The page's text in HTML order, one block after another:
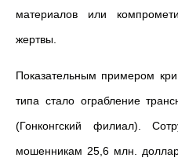
материалов или
жертвы.
Показательным примером
типа стало ограбление
(Гонконгский филиал).
мошенникам 25,6 млн.